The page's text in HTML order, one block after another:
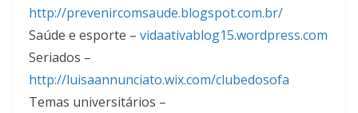
http://prevenircomsaude.blogspot.com.br/
Saúde e esporte – vidaativablog15.wordpress.com
Seriados –
http://luisaannunciato.wix.com/clubedosofa
Temas universitários –